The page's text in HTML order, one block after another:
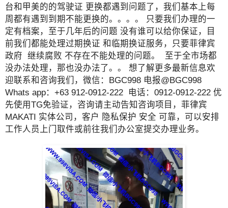
台和甲美的的驾驶证 更换都遇到问题了，我们基本上每
周都有遇到到期不能更换的。。。。 只要我们办理的一
定有档案，至于几年后的问题 没有谁可以给你保证，目
前我们都能处理过期换证 和临期换证服务，只要菲律宾
政府 继续腐败 不存在不能处理的问题。 至于全市场都
没办法处理，那也没办法了。。 想了解更多最新信息欢
迎联系和咨询我们，微信：BGC998 电报@BGC998
Whats app：+63 912-0912-222 电话：0912-0912-222 优
先使用TG免验证，咨询请主动告知咨询项目，菲律宾
MAKATI 实体公司，客户 隐私保护 安全 可靠，可以安排
工作人员上门取件或前往我们办公室提交办理业务。